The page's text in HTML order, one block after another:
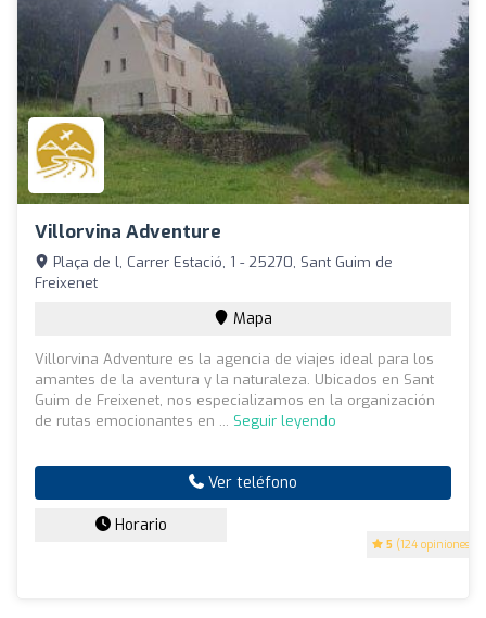
Villorvina Adventure
5 (124 opiniones)
Plaça de l, Carrer Estació, 1 - 25270, Sant Guim de
Freixenet
Mapa
Villorvina Adventure es la agencia de viajes ideal para los
amantes de la aventura y la naturaleza. Ubicados en Sant
Guim de Freixenet, nos especializamos en la organización
de rutas emocionantes en ... Seguir leyendo
Ver teléfono
Horario